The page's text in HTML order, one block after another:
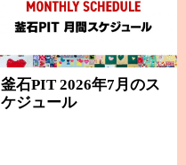
釜石PIT 2026年7月のス
ケジュール